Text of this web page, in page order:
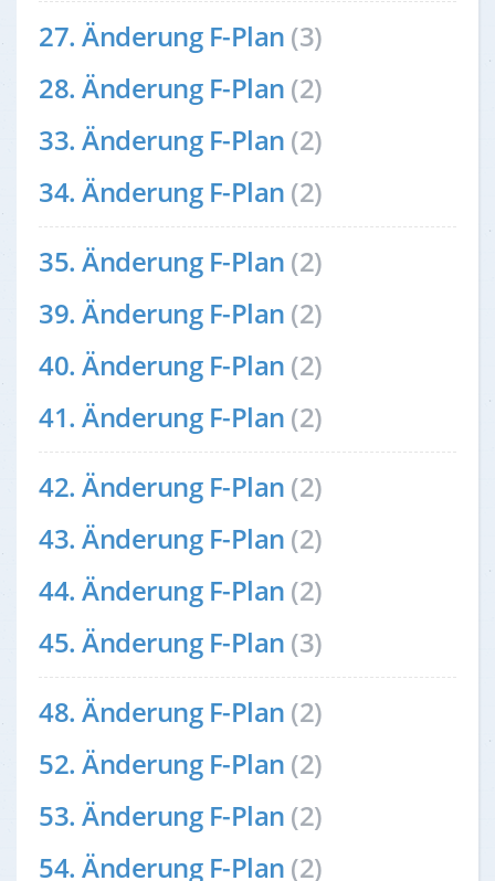
27. Änderung F-Plan (3)
28. Änderung F-Plan (2)
33. Änderung F-Plan (2)
34. Änderung F-Plan (2)
35. Änderung F-Plan (2)
39. Änderung F-Plan (2)
40. Änderung F-Plan (2)
41. Änderung F-Plan (2)
42. Änderung F-Plan (2)
43. Änderung F-Plan (2)
44. Änderung F-Plan (2)
45. Änderung F-Plan (3)
48. Änderung F-Plan (2)
52. Änderung F-Plan (2)
53. Änderung F-Plan (2)
54. Änderung F-Plan (2)